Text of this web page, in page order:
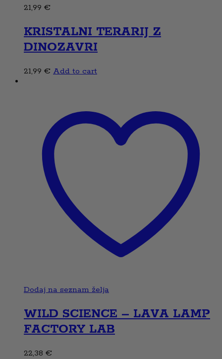
21,99 €
KRISTALNI TERARIJ Z
DINOZAVRI
21,99 € Add to cart
Dodaj na seznam želja
WILD SCIENCE – LAVA LAMP
FACTORY LAB
22,38 €